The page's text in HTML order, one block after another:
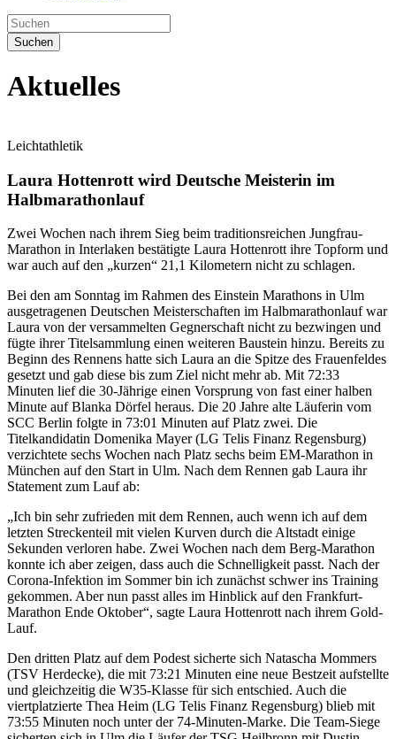
Suchen
Aktuelles
Leichtathletik
Laura Hottenrott wird Deutsche Meisterin im
Halbmarathonlauf
Zwei Wochen nach ihrem Sieg beim traditionsreichen Jungfrau-
Marathon in Interlaken bestätigte Laura Hottenrott ihre Topform und
war auch auf den „kurzen“ 21,1 Kilometern nicht zu schlagen.
Bei den am Sonntag im Rahmen des Einstein Marathons in Ulm
ausgetragenen Deutschen Meisterschaften im Halbmarathonlauf war
Laura von der versammelten Gegnerschaft nicht zu bezwingen und
fügte ihrer Titelsammlung einen weiteren Baustein hinzu. Bereits zu
Beginn des Rennens hatte sich Laura an die Spitze des Frauenfeldes
gesetzt und gab diese bis zum Ziel nicht mehr ab. Mit 72:33
Minuten lief die 30-Jährige einen Vorsprung von fast einer halben
Minute auf Blanka Dörfel heraus. Die 20 Jahre alte Läuferin vom
SCC Berlin folgte in 73:01 Minuten auf Platz zwei. Die
Titelkandidatin Domenika Mayer (LG Telis Finanz Regensburg)
verzichtete sechs Wochen nach Platz sechs beim EM-Marathon in
München auf den Start in Ulm. Nach dem Rennen gab Laura ihr
Statement zum Lauf ab:
„Ich bin sehr zufrieden mit dem Rennen, auch wenn ich auf dem
letzten Streckenteil mit vielen Kurven durch die Altstadt einige
Sekunden verloren habe. Zwei Wochen nach dem Berg-Marathon
konnte ich aber zeigen, dass auch die Schnelligkeit passt. Nach der
Corona-Infektion im Sommer bin ich zunächst schwer ins Training
gekommen. Aber nun passt alles im Hinblick auf den Frankfurt-
Marathon Ende Oktober“, sagte Laura Hottenrott nach ihrem Gold-
Lauf.
Den dritten Platz auf dem Podest sicherte sich Natascha Mommers
(TSV Herdecke), die mit 73:21 Minuten eine neue Bestzeit aufstellte
und gleichzeitig die W35-Klasse für sich entschied. Auch die
viertplatzierte Thea Heim (LG Telis Finanz Regensburg) blieb mit
73:55 Minuten noch unter der 74-Minuten-Marke. Die Team-Siege